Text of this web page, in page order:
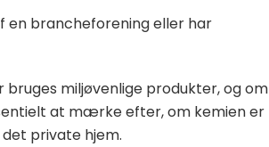
brancheforening eller har
miljøvenlige produkter, og om
at mærke efter, om kemien er
private hjem.